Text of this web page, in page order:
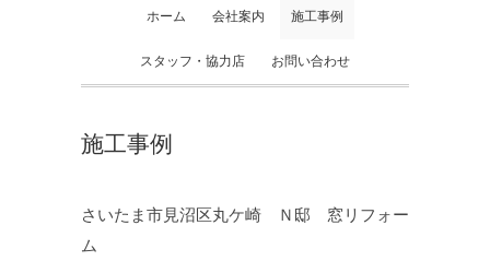
ホーム 会社案内 施工事例
スタッフ・協力店 お問い合わせ
施工事例
さいたま市見沼区丸ケ崎 Ｎ邸 窓リフォー
ム